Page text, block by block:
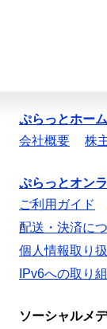
ぷらっとホー
会社概要
株
ぷらっとオン
ご利用ガイド
配送・決済に
個人情報取り
IPv6への取り
ソーシャルメ